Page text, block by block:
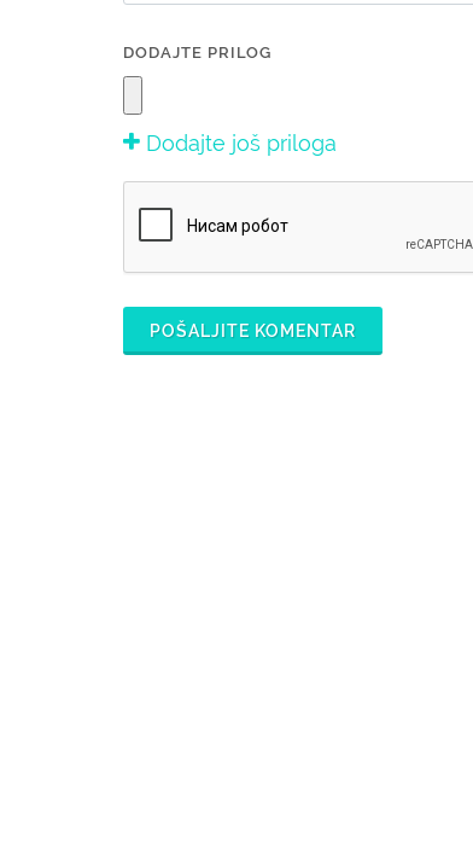
DODAJTE PRILOG
Dodajte još priloga
POŠALJITE KOMENTAR